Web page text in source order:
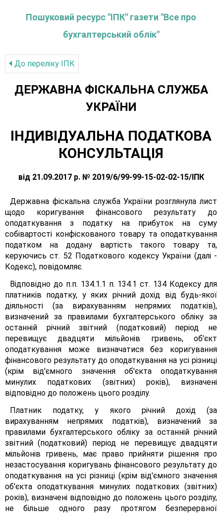
Пошуковий ресурс "ІПК" газети "Все про
бухгалтерський облік"
До переліку IПК
ДЕРЖАВНА ФІСКАЛЬНА СЛУЖБА
УКРАЇНИ
ІНДИВІДУАЛЬНА ПОДАТКОВА
КОНСУЛЬТАЦІЯ
від 21.09.2017 р. № 2019/6/99-99-15-02-02-15/ІПК
Державна фіскальна служба України розглянула лист
щодо коригування фінансового результату до
оподаткування з податку на прибуток на суму
собівартості конфіскованого товару та оподаткування
податком на додану вартість такого товару та,
керуючись ст. 52 Податкового кодексу України (далі -
Кодекс), повідомляє.
Відповідно до п.п. 134.1.1 п. 134.1 ст. 134 Кодексу для
платників податку, у яких річний дохід від будь-якої
діяльності (за вирахуванням непрямих податків),
визначений за правилами бухгалтерського обліку за
останній річний звітний (податковий) період не
перевищує двадцяти мільйонів гривень, об'єкт
оподаткування може визначатися без коригування
фінансового результату до оподаткування на усі різниці
(крім від'ємного значення об'єкта оподаткування
минулих податкових (звітних) років), визначені
відповідно до положень цього розділу.
Платник податку, у якого річний дохід (за
вирахуванням непрямих податків), визначений за
правилами бухгалтерського обліку за останній річний
звітний (податковий) період не перевищує двадцяти
мільйонів гривень, має право прийняти рішення про
незастосування коригувань фінансового результату до
оподаткування на усі різниці (крім від'ємного значення
об'єкта оподаткування минулих податкових (звітних)
років), визначені відповідно до положень цього розділу,
не більше одного разу протягом безперервної